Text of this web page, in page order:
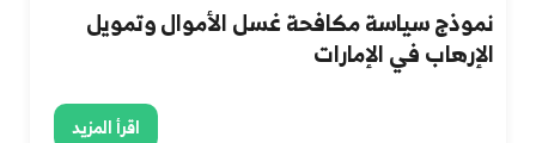
نموذج سياسة مكافحة غسل الأموال وتمويل
الإرهاب في الإمارات
اقرأ المزيد